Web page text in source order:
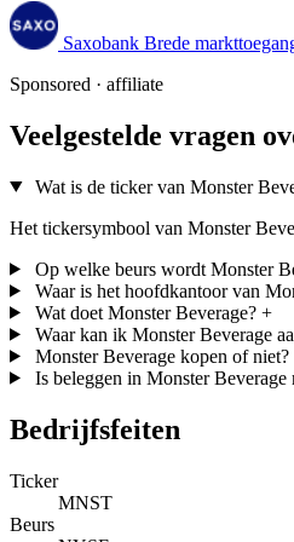
Saxobank Brede
Sponsored · affiliate
Veelgestelde vragen
Wat is de ticker van Monster
Het tickersymbool van Monster
Op welke beurs wordt Monster
Waar is het hoofdkantoor van
Wat doet Monster Beverage? +
Waar kan ik Monster Beverage
Monster Beverage kopen of niet?
Is beleggen in Monster Beverage
Bedrijfsfeiten
Ticker
MNST
Beurs